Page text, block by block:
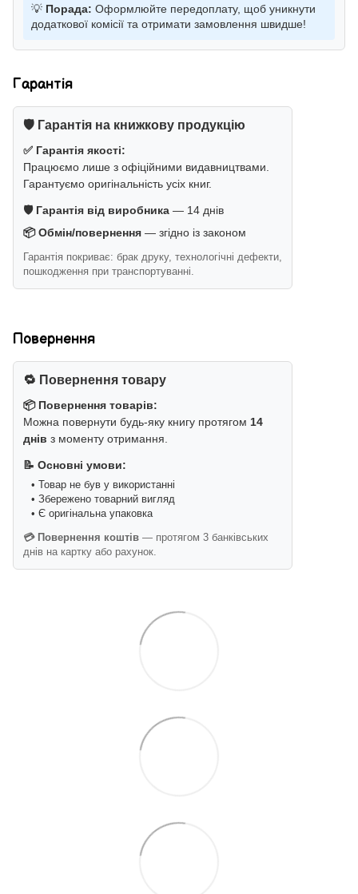
💡 Порада: Оформлюйте передоплату, щоб уникнути
додаткової комісії та отримати замовлення швидше!
Гарантія
🛡️ Гарантія на книжкову продукцію
✅ Гарантія якості:
Працюємо лише з офіційними видавництвами.
Гарантуємо оригінальність усіх книг.
🛡️ Гарантія від виробника — 14 днів
📦 Обмін/повернення — згідно із законом
Гарантія покриває: брак друку, технологічні дефекти,
пошкодження при транспортуванні.
Повернення
🔁 Повернення товару
📦 Повернення товарів:
Можна повернути будь-яку книгу протягом 14
днів з моменту отримання.
📝 Основні умови:
• Товар не був у використанні
• Збережено товарний вигляд
• Є оригінальна упаковка
💳 Повернення коштів — протягом 3 банківських
днів на картку або рахунок.